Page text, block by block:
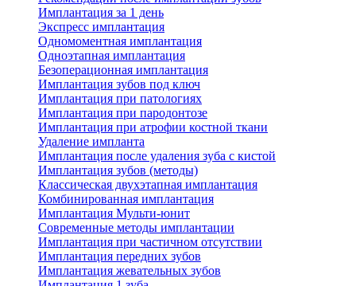
Имплантация за 1 день
Экспресс имплантация
Одномоментная имплантация
Одноэтапная имплантация
Безоперационная имплантация
Имплантация зубов под ключ
Имплантация при патологиях
Имплантация при пародонтозе
Имплантация при атрофии костной ткани
Удаление импланта
Имплантация после удаления зуба с кистой
Имплантация зубов (методы)
Классическая двухэтапная имплантация
Комбинированная имплантация
Имплантация Мульти-юнит
Современные методы имплантации
Имплантация при частичном отсутствии
Имплантация передних зубов
Имплантация жевательных зубов